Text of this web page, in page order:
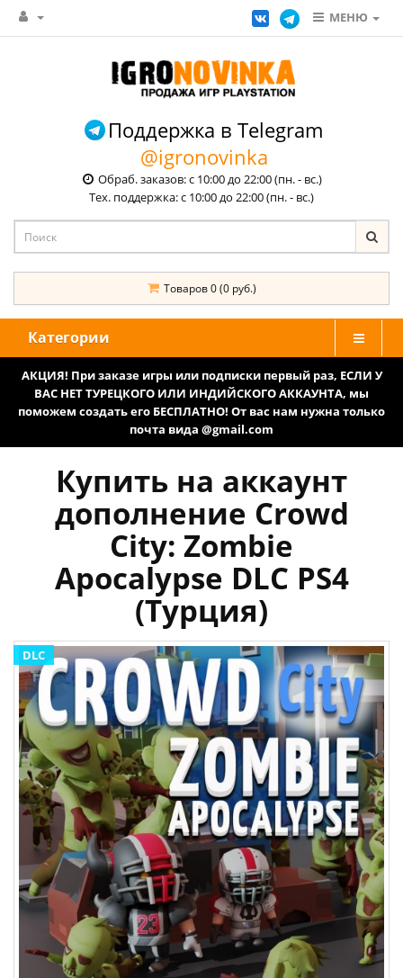
МЕНЮ
Поддержка в Telegram
@igronovinka
Обраб. заказов: с 10:00 до 22:00 (пн. - вс.)
Тех. поддержка: с 10:00 до 22:00 (пн. - вс.)
Товаров 0 (0 руб.)
Категории
АКЦИЯ! При заказе игры или подписки первый раз, ЕСЛИ У
ВАС НЕТ ТУРЕЦКОГО ИЛИ ИНДИЙСКОГО АККАУНТА, мы
поможем создать его БЕСПЛАТНО! От вас нам нужна только
почта вида @gmail.com
Купить на аккаунт
дополнение Crowd
City: Zombie
Apocalypse DLC PS4
(Турция)
DLC